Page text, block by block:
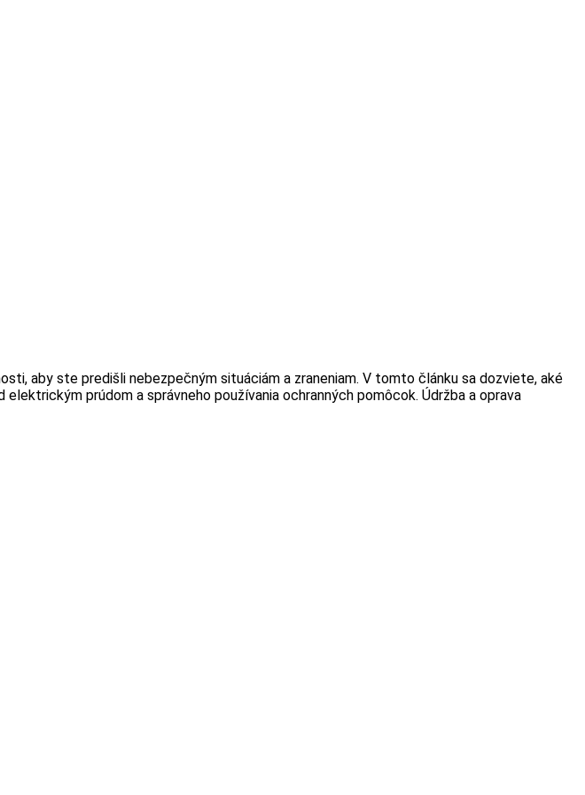
aby ste predišli nebezpečným situáciám a zraneniam. V tomto článku sa dozviete, aké
prúdom a správneho používania ochranných pomôcok. Údržba a oprava